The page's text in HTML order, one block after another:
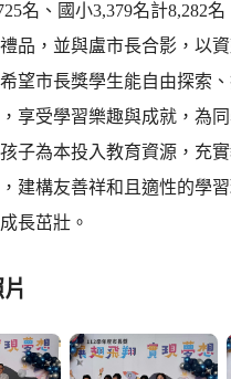
名、國小3,379名計8,282
品，並與盧市長合影，以資
望市長獎學生能自由探索
享受學習樂趣與成就，為
子為本投入教育資源，充
建構友善祥和且適性的學
長茁壯。